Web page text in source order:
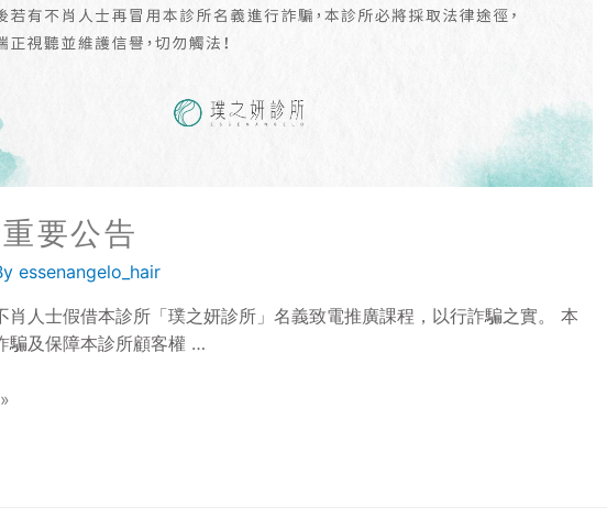
重要公告
essenangelo_hair
肖人士假借本診所「璞之妍診所」名義致電推廣課程，以行詐騙之實。 本
騙及保障本診所顧客權 …